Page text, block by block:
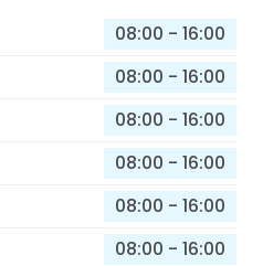
08:00 - 16:00
08:00 - 16:00
08:00 - 16:00
08:00 - 16:00
08:00 - 16:00
08:00 - 16:00